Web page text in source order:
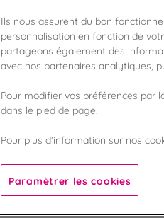
Ils nous assurent du bon
personnalisation en fonction de
partageons également des
avec nos partenaires analytiques,
Pour modifier vos préférences par
dans le pied de page.
Pour plus d’information sur nos
Paramètrer les cookies